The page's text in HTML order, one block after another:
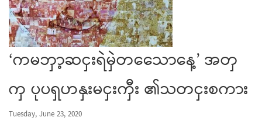
‘ကမဘှာ့ဆငှးရဲမှဲတသေောနေ့’ အတှ
ကှ ပုပရှဟနှးမငှးကှီး ၏သတငှးစကား
Tuesday, June 23, 2020